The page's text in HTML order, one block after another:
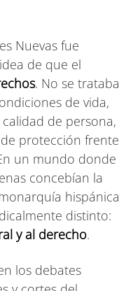
Nuevas fue
de que el
. No se trataba
de vida,
de persona,
protección frente
un mundo donde
concebían la
hispánica
distinto:
y al derecho.
los debates